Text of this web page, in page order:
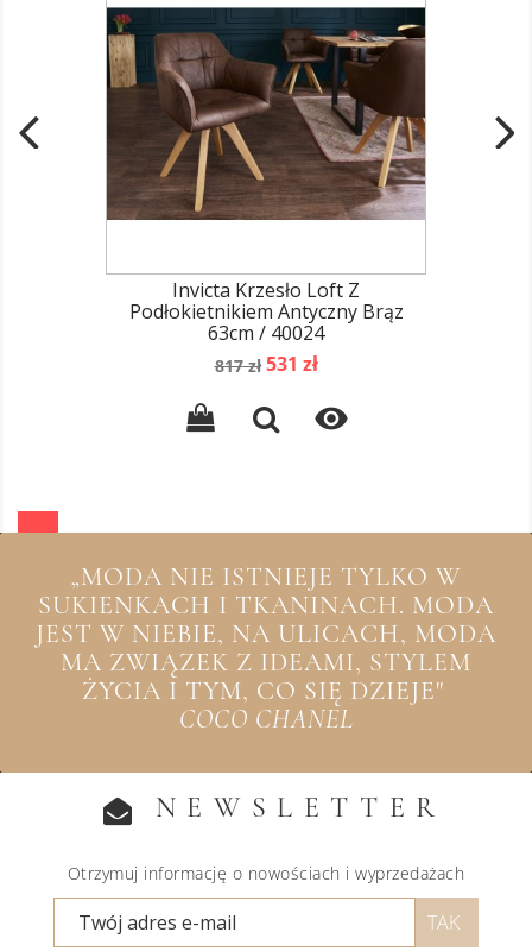
Invicta Krzesło Loft Z
Podłokietnikiem Antyczny Brąz
63cm / 40024
Cena
817 zł Cena
531 zł

„MODA NIE ISTNIEJE TYLKO W
SUKIENKACH I TKANINACH. MODA
JEST W NIEBIE, NA ULICACH, MODA
MA ZWIĄZEK Z IDEAMI, STYLEM
ŻYCIA I TYM, CO SIĘ DZIEJE"
COCO CHANEL
NEWSLETTER
Otrzymuj informację o nowościach i wyprzedażach